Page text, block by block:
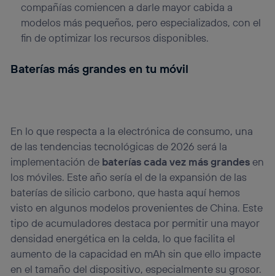
compañías comiencen a darle mayor cabida a
modelos más pequeños, pero especializados, con el
fin de optimizar los recursos disponibles.
Baterías más grandes en tu móvil
En lo que respecta a la electrónica de consumo, una
de las tendencias tecnológicas de 2026 será la
implementación de baterías cada vez más grandesen
los móviles. Este año sería el de la expansión de las
baterías de silicio carbono, que hasta aquí hemos
visto en algunos modelos provenientes de China. Este
tipo de acumuladores destaca por permitir una mayor
densidad energética en la celda, lo que facilita el
aumento de la capacidad en mAh sin que ello impacte
en el tamaño del dispositivo, especialmente su grosor.